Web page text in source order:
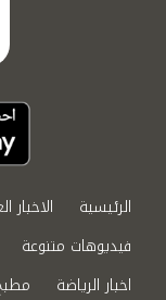
الرئيسية الاخبار
فيديوهات متنوعة
اخبار الرياضة